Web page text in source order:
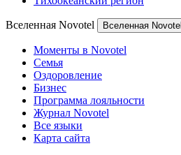
Вселенная Novotel Вселенная Novotel
Моменты в Novotel
Семья
Оздоровление
Бизнес
Программа лояльности
Журнал Novotel
Все языки
Карта сайта